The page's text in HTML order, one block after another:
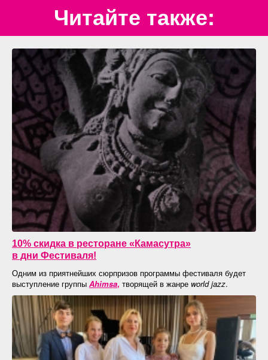
Читайте также:
10% скидка в ресторане «Камасутра»
в дни Фестиваля!
Одним из приятнейших сюрпризов программы фестиваля будет
выступление группы Ahimsa, творящей в жанре worldjazz.